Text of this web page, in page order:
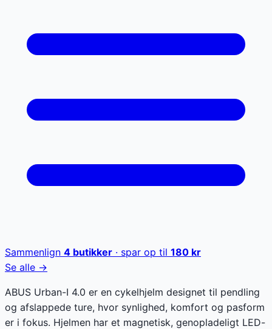
Sammenlign 4 butikker · spar op til 180 kr
Se alle →
ABUS Urban-I 4.0 er en cykelhjelm designet til pendling
og afslappede ture, hvor synlighed, komfort og pasform
er i fokus. Hjelmen har et magnetisk, genopladeligt LED-